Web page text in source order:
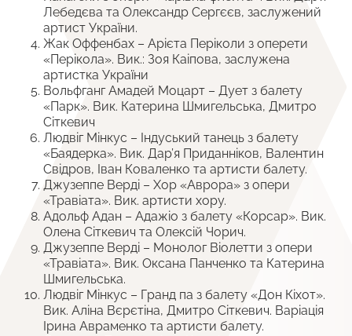
Лебедєва та Олександр Сергєєв, заслужений
артист України.
Жак Оффенбах – Арієта Періколи з оперети
«Перікола». Вик.: Зоя Каіпова, заслужена
артистка України
Вольфганг Амадей Моцарт – Дует з балету
«Парк». Вик. Катерина Шмигельська, Дмитро
Сіткевич
Людвіг Мінкус – Індуський танець з балету
«Баядерка». Вик. Дар’я Приданніков, Валентин
Свідров, Іван Коваленко та артисти балету.
Джузеппе Верді – Хор «Аврора» з опери
«Травіата». Вик. артисти хору.
Адольф Адан – Адажіо з балету «Корсар». Вик.
Олена Сіткевич та Олексій Чорич.
Джузеппе Верді – Монолог Віолетти з опери
«Травіата». Вик. Оксана Панченко та Катерина
Шмигельська.
Людвіг Мінкус – Гранд па з балету «Дон Кіхот».
Вик. Аліна Вєрєтіна, Дмитро Сіткевич. Варіація
Ірина Авраменко та артисти балету.